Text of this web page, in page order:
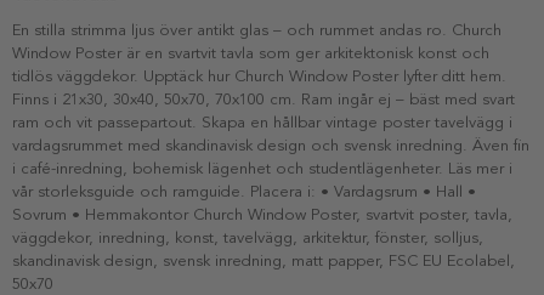
En stilla strimma ljus över antikt glas – och rummet andas ro. Church
Window Poster är en svartvit tavla som ger arkitektonisk konst och
tidlös väggdekor. Upptäck hur Church Window Poster lyfter ditt hem.
Finns i 21x30, 30x40, 50x70, 70x100 cm. Ram ingår ej – bäst med svart
ram och vit passepartout. Skapa en hållbar vintage poster tavelvägg i
vardagsrummet med skandinavisk design och svensk inredning. Även fin
i café-inredning, bohemisk lägenhet och studentlägenheter. Läs mer i
vår storleksguide och ramguide. Placera i: • Vardagsrum • Hall •
Sovrum • Hemmakontor Church Window Poster, svartvit poster, tavla,
väggdekor, inredning, konst, tavelvägg, arkitektur, fönster, solljus,
skandinavisk design, svensk inredning, matt papper, FSC EU Ecolabel,
50x70